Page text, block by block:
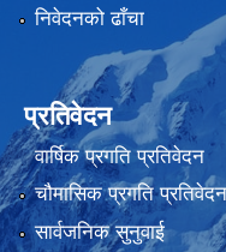
निवेदनको ढाँचा
प्रतिवेदन
वार्षिक प्रगति प्रतिवेदन
चौमासिक प्रगति प्रतिवेदन
सार्वजनिक सुनुवाई